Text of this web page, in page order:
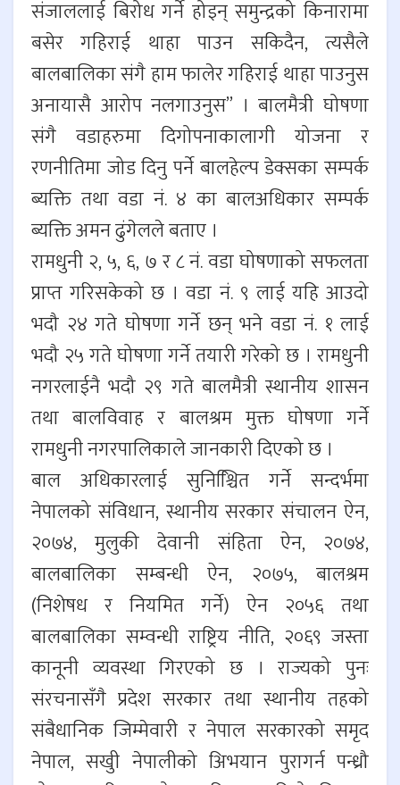
संजाललाई बिरोध गर्ने होइन् समुन्द्रको किनारामा
बसेर गहिराई थाहा पाउन सकिदैन, त्यसैले
बालबालिका संगै हाम फालेर गहिराई थाहा पाउनुस
अनायासै आरोप नलगाउनुस” । बालमैत्री घोषणा
संगै वडाहरुमा दिगोपनाकालागी योजना र
रणनीतिमा जोड दिनु पर्ने बालहेल्प डेक्सका सम्पर्क
ब्यक्ति तथा वडा नं. ४ का बालअधिकार सम्पर्क
ब्यक्ति अमन ढुंगेलले बताए ।
रामधुनी २, ५, ६, ७ र ८ नं. वडा घोषणाको सफलता
प्राप्त गरिसकेको छ । वडा नं. ९ लाई यहि आउदो
भदौ २४ गते घोषणा गर्ने छन् भने वडा नं. १ लाई
भदौ २५ गते घोषणा गर्ने तयारी गरेको छ । रामधुनी
नगरलाईनै भदौ २९ गते बालमैत्री स्थानीय शासन
तथा बालविवाह र बालश्रम मुक्त घोषणा गर्ने
रामधुनी नगरपालिकाले जानकारी दिएको छ ।
बाल अधिकारलाई सुनिश्चिित गर्ने सन्दर्भमा
नेपालको संविधान, स्थानीय सरकार संचालन ऐन,
२०७४, मुलुकी देवानी संहिता ऐन, २०७४,
बालबालिका सम्बन्धी ऐन, २०७५, बालश्रम
(निशेषध र नियमित गर्ने) ऐन २०५६ तथा
बालबालिका सम्वन्धी राष्ट्रिय नीति, २०६९ जस्ता
कानूनी व्यवस्था गिरएको छ । राज्यको पुनः
संरचनासँगै प्रदेश सरकार तथा स्थानीय तहको
संबैधानिक जिम्मेवारी र नेपाल सरकारको समृद
नेपाल, सखुी नेपालीको अिभयान पुरागर्न पन्ध्रौ